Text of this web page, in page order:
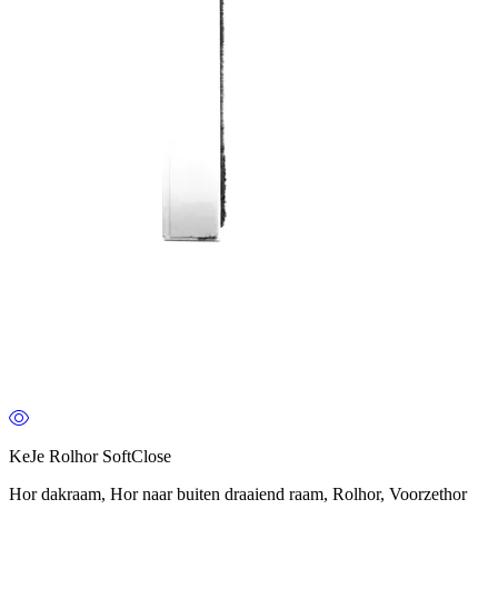
KeJe Rolhor SoftClose
Hor dakraam, Hor naar buiten draaiend raam, Rolhor, Voorzethor